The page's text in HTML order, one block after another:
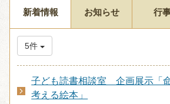
新着情報 お知らせ 行
5件
子ども読書相談室 企画展示「
考える絵本」